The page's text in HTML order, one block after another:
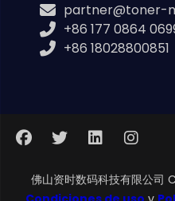
partner@toner-
+86 177 0864
+86 18028800851
佛山资时数码科技有限公